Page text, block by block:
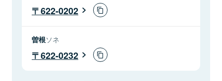
622-0202
曽根ソネ
622-0232